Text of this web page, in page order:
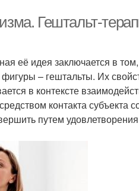
Гештальт-
её идея заключается в
– гештальты. Их
в контексте
контакта субъекта
путем удовлетворения